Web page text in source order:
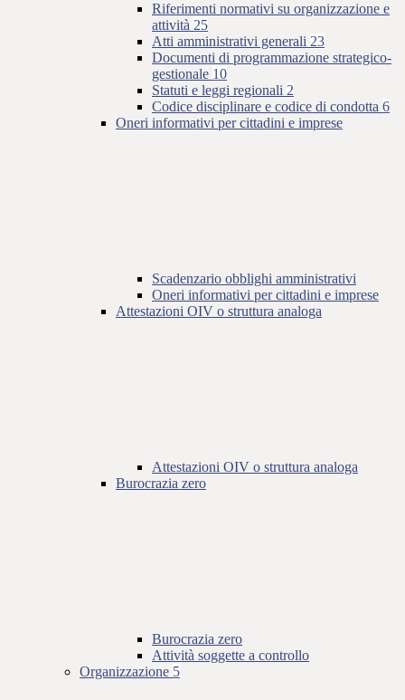
Riferimenti normativi su organizzazione e
attività 25
Atti amministrativi generali 23
Documenti di programmazione strategico-
gestionale 10
Statuti e leggi regionali 2
Codice disciplinare e codice di condotta 6
Oneri informativi per cittadini e imprese
Scadenzario obblighi amministrativi
Oneri informativi per cittadini e imprese
Attestazioni OIV o struttura analoga
Attestazioni OIV o struttura analoga
Burocrazia zero
Burocrazia zero
Attività soggette a controllo
Organizzazione 5